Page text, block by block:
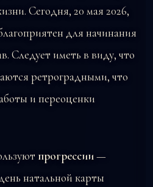
Сегодня, 20 мая 2026,
для начинания
Следует иметь в виду, что
ретроградными, что
и переоценки
прогрессии—
натальной карты